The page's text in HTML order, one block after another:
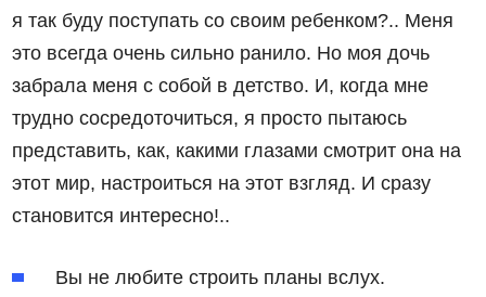
я так буду поступать со своим ребенком?.. Меня
это всегда очень сильно ранило. Но моя дочь
забрала меня с собой в детство. И, когда мне
трудно сосредоточиться, я просто пытаюсь
представить, как, какими глазами смотрит она на
этот мир, настроиться на этот взгляд. И сразу
становится интересно!..
Вы не любите строить планы вслух.